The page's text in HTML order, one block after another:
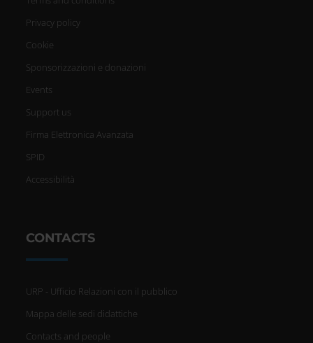
Privacy policy
Cookie
Sponsorizzazioni e donazioni
Events
Support us
Firma Elettronica Avanzata
SPID
Accessibilità
CONTACTS
URP - Ufficio Relazioni con il pubblico
Mappa delle sedi didattiche
Contacts and people